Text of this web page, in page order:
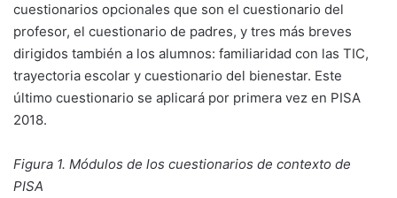
cuestionarios opcionales que son el cuestionario del
profesor, el cuestionario de padres, y tres más breves
dirigidos también a los alumnos: familiaridad con las TIC,
trayectoria escolar y cuestionario del bienestar. Este
último cuestionario se aplicará por primera vez en PISA
2018.
Figura 1. Módulos de los cuestionarios de contexto de
PISA